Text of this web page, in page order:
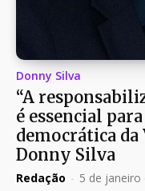
Donny Silva
“A
é essencial
democrática da
Donny Silva
Redação - 5 de janeiro